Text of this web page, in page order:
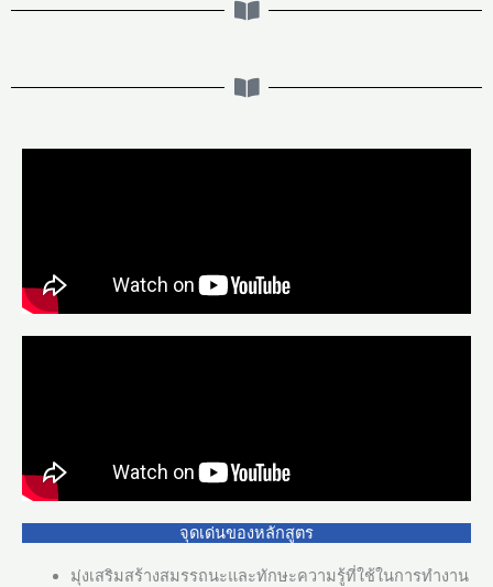
จุดเด่นของหลักสูตร
มุ่งเสริมสร้างสมรรถนะและทักษะความรู้ที่ใช้ในการทำงาน